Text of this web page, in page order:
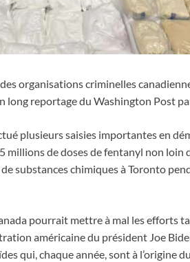
organisations criminelles
long reportage du Washington Post
plusieurs saisies importantes en
de doses de fentanyl non loin
substances chimiques à Toronto
pourrait mettre à mal les efforts
américaine du président Joe
qui, chaque année, sont à l’origine